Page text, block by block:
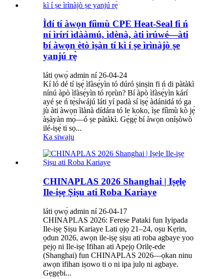
Ìdí tí àwọn fíìmù CPE Heat-Seal fi ń
ní ìrírí ìdààmú, ìdènà, àti ìrúwé—àti
bí àwọn ètò ìṣàn tí kì í ṣe ìrìnàjò ṣe
yanjú rẹ̀
láti ọwọ́ admin ní 26-04-24
Kí ló dé tí iṣẹ́ ìfàsẹ́yìn tó dúró ṣinṣin fi ń di pàtàkì
nínú àpò ìfàsẹ́yìn tó rọrùn? Bí àpò ìfàsẹ́yìn kárí
ayé ṣe ń tẹ̀síwájú láti yí padà sí iṣẹ́ àdánidá tó ga
jù àti àwọn ìlànà dídára tó le koko, ìṣe fíìmù kò jẹ́
àṣàyàn mọ́—ó ṣe pàtàkì. Gẹ́gẹ́ bí àwọn oníṣòwò
ilé-iṣẹ́ ti sọ...
Ka siwaju
CHINAPLAS 2026 Shanghai | Iṣẹlẹ
Ile-iṣẹ Ṣiṣu ati Roba Kariaye
láti ọwọ́ admin ní 26-04-17
CHINAPLAS 2026: Ferese Pataki fun Iyipada
Ile-iṣẹ Ṣiṣu Kariaye Lati ọjọ 21–24, oṣu Kẹrin,
ọdun 2026, awọn ile-iṣẹ ṣiṣu ati roba agbaye yoo
pejọ ni Ile-iṣẹ Ifihan ati Apejọ Orilẹ-ede
(Shanghai) fun CHINAPLAS 2026—ọkan ninu
awọn ifihan iṣowo ti o ni ipa julọ ni agbaye.
Gẹgẹbi...